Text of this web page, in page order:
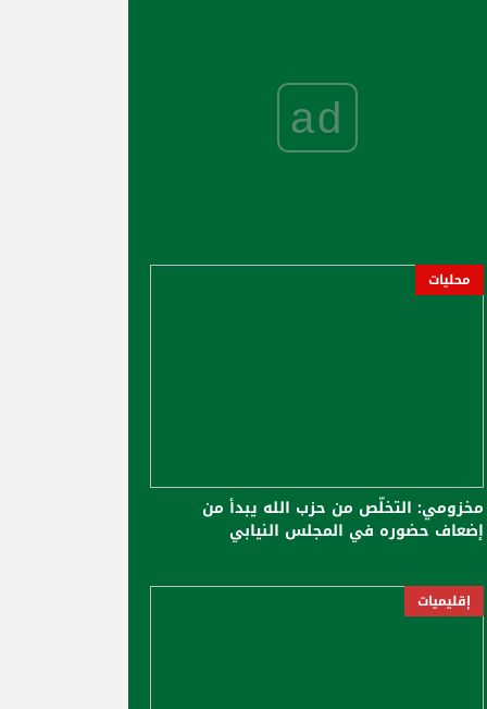
ad
محليات
مخزومي: التخلّص من حزب الله يبدأ من
إضعاف حضوره في المجلس النيابي
إقليميات